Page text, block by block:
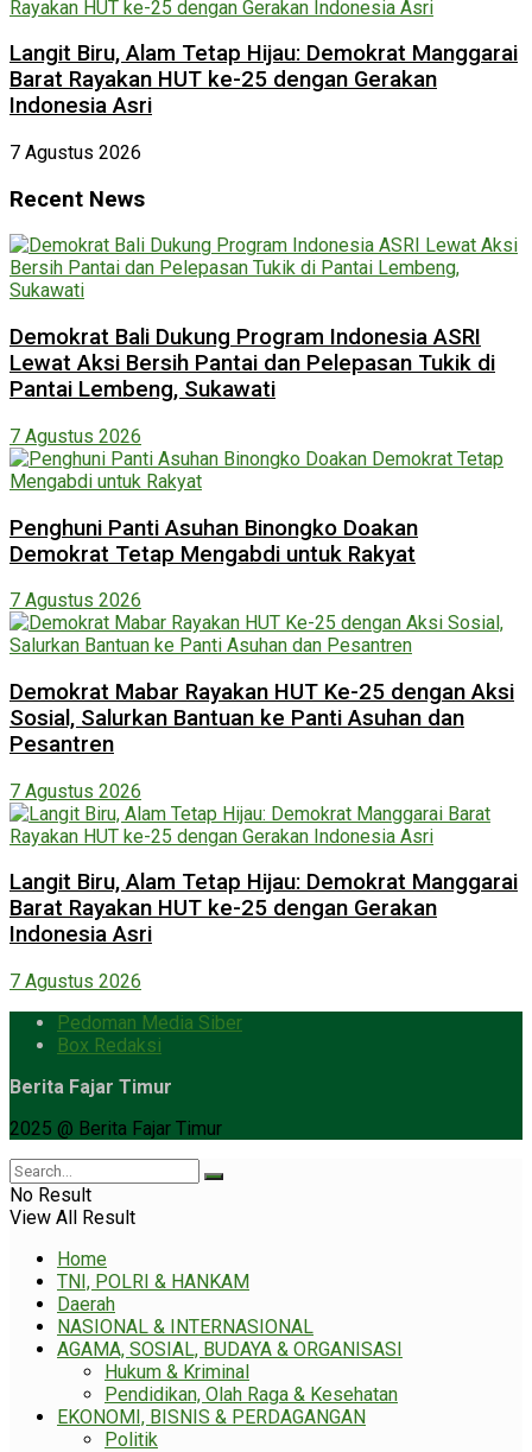
Langit Biru, Alam Tetap Hijau: Demokrat Manggarai
Barat Rayakan HUT ke-25 dengan Gerakan
Indonesia Asri
7 Agustus 2026
Recent News
Demokrat Bali Dukung Program Indonesia ASRI
Lewat Aksi Bersih Pantai dan Pelepasan Tukik di
Pantai Lembeng, Sukawati
7 Agustus 2026
Penghuni Panti Asuhan Binongko Doakan
Demokrat Tetap Mengabdi untuk Rakyat
7 Agustus 2026
Demokrat Mabar Rayakan HUT Ke-25 dengan Aksi
Sosial, Salurkan Bantuan ke Panti Asuhan dan
Pesantren
7 Agustus 2026
Langit Biru, Alam Tetap Hijau: Demokrat Manggarai
Barat Rayakan HUT ke-25 dengan Gerakan
Indonesia Asri
7 Agustus 2026
Pedoman Media Siber
Box Redaksi
Berita Fajar Timur
2025 @ Berita Fajar Timur
No Result
View All Result
Home
TNI, POLRI & HANKAM
Daerah
NASIONAL & INTERNASIONAL
AGAMA, SOSIAL, BUDAYA & ORGANISASI
Hukum & Kriminal
Pendidikan, Olah Raga & Kesehatan
EKONOMI, BISNIS & PERDAGANGAN
Politik